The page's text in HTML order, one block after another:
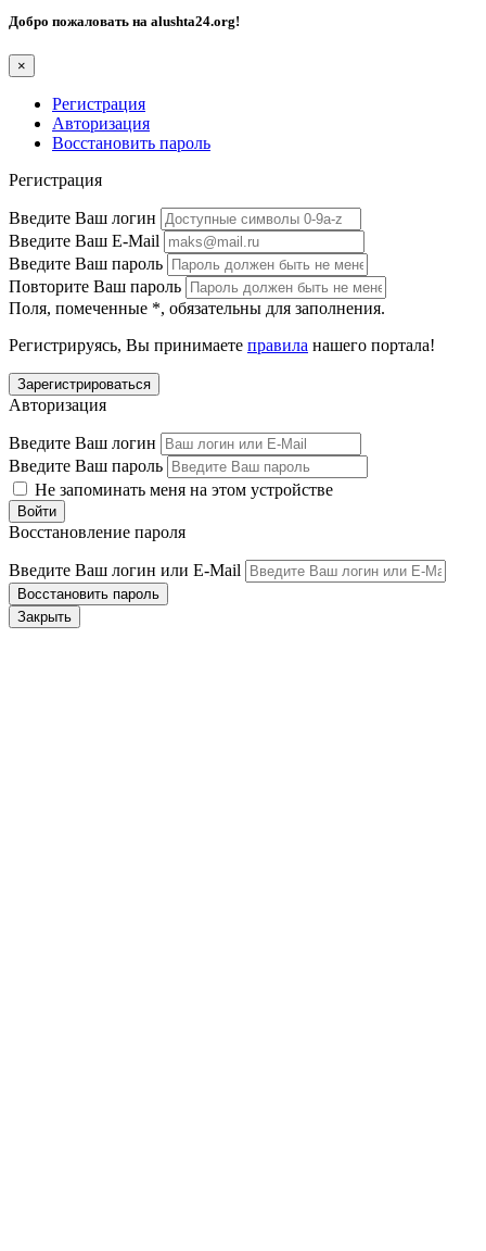
Добро пожаловать на alushta24.org!
×
Регистрация
Авторизация
Восстановить пароль
Регистрация
Введите Ваш логин
Введите Ваш E-Mail
Введите Ваш пароль
Повторите Ваш пароль
Поля, помеченные *, обязательны для заполнения.
Регистрируясь, Вы принимаете правила нашего портала!
Авторизация
Введите Ваш логин
Введите Ваш пароль
Не запоминать меня на этом устройстве
Восстановление пароля
Введите Ваш логин или E-Mail
Закрыть